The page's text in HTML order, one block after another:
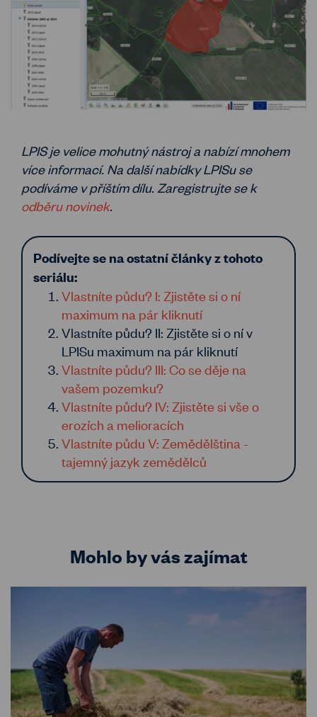
LPIS je velice mohutný nástroj a nabízí mnohem
více informací. Na další nabídky LPISu se
podíváme v příštím dílu. Zaregistrujte se k
odběru novinek.
Podívejte se na ostatní články z tohoto
seriálu:
Vlastníte půdu? I: Zjistěte si o ní
maximum na pár kliknutí
Vlastníte půdu? II: Zjistěte si o ní v
LPISu maximum na pár kliknutí
Vlastníte půdu? III: Co se děje na
vašem pozemku?
Vlastníte půdu? IV: Zjistěte si vše o
erozích a melioracích
Vlastníte půdu V: Zemědělština -
tajemný jazyk zemědělců
Mohlo by vás zajímat